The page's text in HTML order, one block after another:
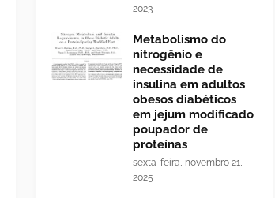
2023
Metabolismo do
nitrogênio e
necessidade de
insulina em adultos
obesos diabéticos
em jejum modificado
poupador de
proteínas
sexta-feira, novembro 21,
2025